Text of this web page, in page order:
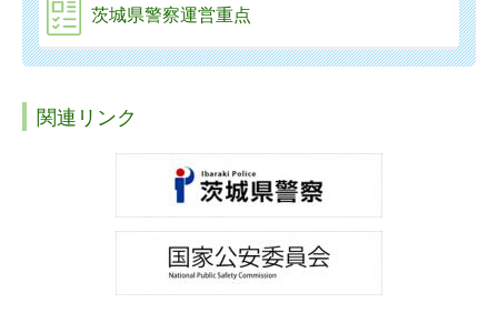
茨城県警察運営重点
関連リンク